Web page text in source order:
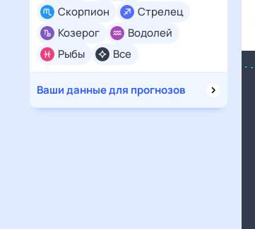
Все
Скорпион
Стрелец
Козерог
Водолей
Рыбы
Ваши данные для прогнозов